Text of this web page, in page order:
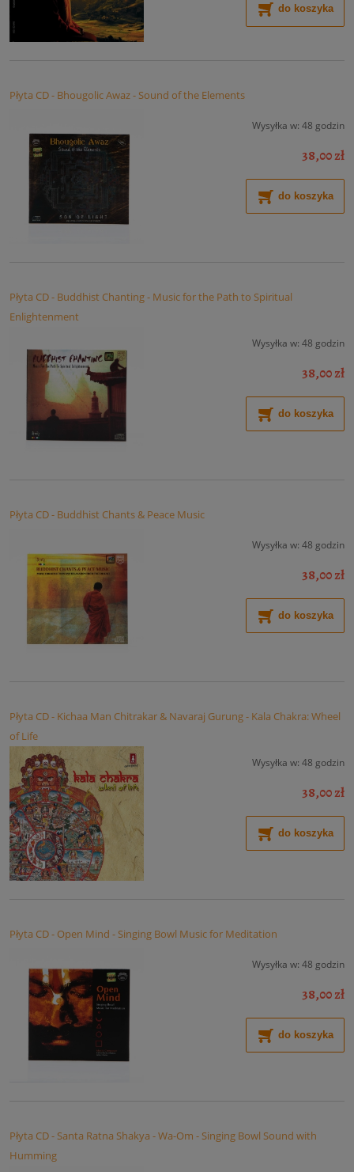
do koszyka
Płyta CD - Bhougolic Awaz - Sound of the Elements
Wysyłka w: 48 godzin
38,00 zł
do koszyka
Płyta CD - Buddhist Chanting - Music for the Path to Spiritual
Enlightenment
Wysyłka w: 48 godzin
38,00 zł
do koszyka
Płyta CD - Buddhist Chants & Peace Music
Wysyłka w: 48 godzin
38,00 zł
do koszyka
Płyta CD - Kichaa Man Chitrakar & Navaraj Gurung - Kala Chakra: Wheel
of Life
Wysyłka w: 48 godzin
38,00 zł
do koszyka
Płyta CD - Open Mind - Singing Bowl Music for Meditation
Wysyłka w: 48 godzin
38,00 zł
do koszyka
Płyta CD - Santa Ratna Shakya - Wa-Om - Singing Bowl Sound with
Humming